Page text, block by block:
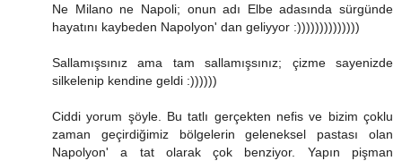
Ne Milano ne Napoli; onun adı Elbe adasında sürgünde
hayatını kaybeden Napolyon' dan geliyyor :))))))))))))))
Sallamışsınız ama tam sallamışsınız; çizme sayenizde
silkelenip kendine geldi :))))))
Ciddi yorum şöyle. Bu tatlı gerçekten nefis ve bizim çoklu
zaman geçirdiğimiz bölgelerin geleneksel pastası olan
Napolyon' a tat olarak çok benziyor. Yapın pişman